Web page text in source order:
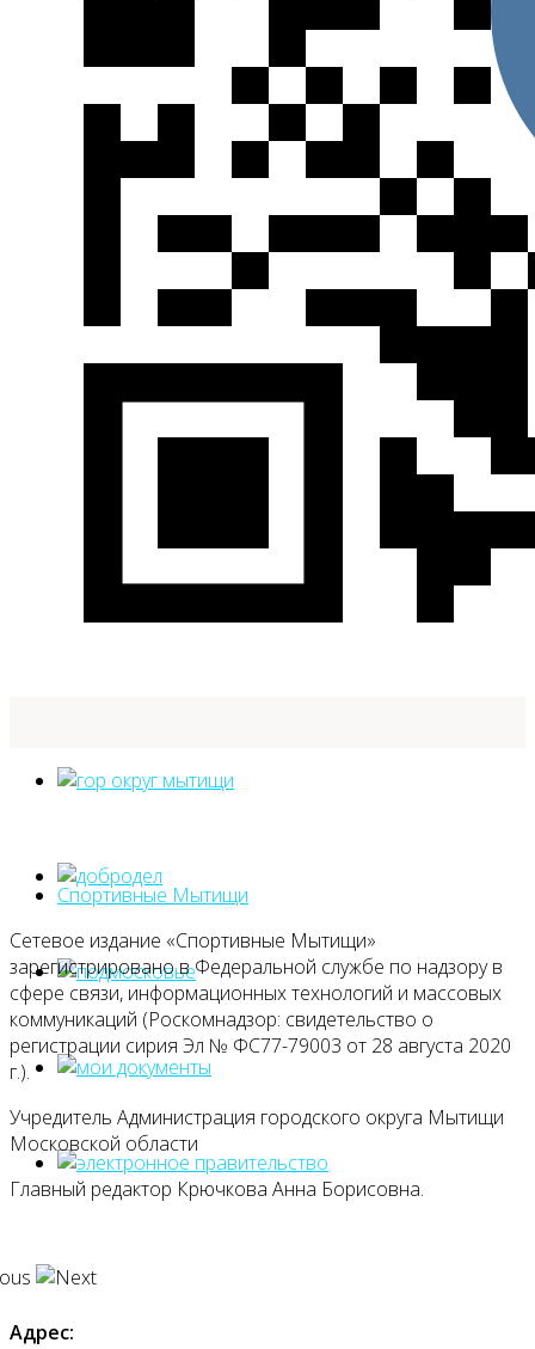
Спортивные Мытищи
Сетевое издание «Спортивные Мытищи»
зарегистрировано в Федеральной службе по надзору в
сфере связи, информационных технологий и массовых
коммуникаций (Роскомнадзор: свидетельство о
регистрации сирия Эл № ФС77-79003 от 28 августа 2020
г.).
Учредитель Администрация городского округа Мытищи
Московской области
Главный редактор Крючкова Анна Борисовна.
Адрес: